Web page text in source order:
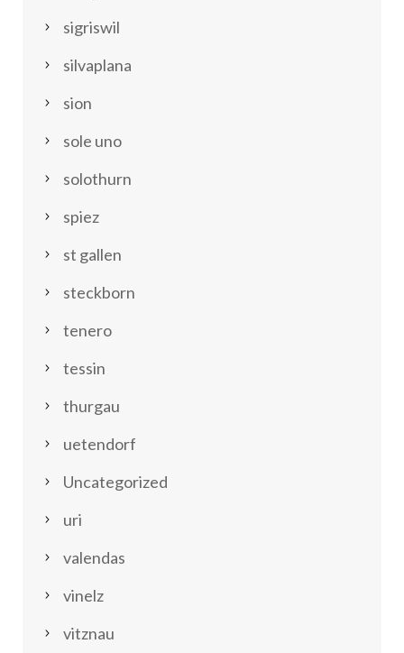
sigriswil
silvaplana
sion
sole uno
solothurn
spiez
st gallen
steckborn
tenero
tessin
thurgau
uetendorf
Uncategorized
uri
valendas
vinelz
vitznau